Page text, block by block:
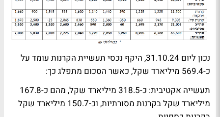
נכון ליום 31.10.24, היקף נכסי תעשיית הקרנות עומד על
כ-569.4 מיליארד שקל, כאשר הסכום מתפלג כך:
תעשייה אקטיבית: כ-318.5 מיליארד שקל, מהם כ-167.8
מיליארד שקל בקרנות מסורתיות, וכ-150.7 מיליארד שקל